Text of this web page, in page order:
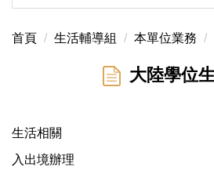
首頁 生活輔導組 本單位業務
大陸學位
生活相關
入出境辦理